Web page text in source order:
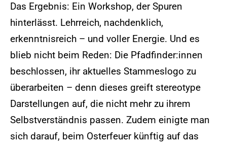
Das Ergebnis: Ein Workshop, der Spuren
hinterlässt. Lehrreich, nachdenklich,
erkenntnisreich – und voller Energie. Und es
blieb nicht beim Reden: Die Pfadfinder:innen
beschlossen, ihr aktuelles Stammeslogo zu
überarbeiten – denn dieses greift stereotype
Darstellungen auf, die nicht mehr zu ihrem
Selbstverständnis passen. Zudem einigte man
sich darauf, beim Osterfeuer künftig auf das